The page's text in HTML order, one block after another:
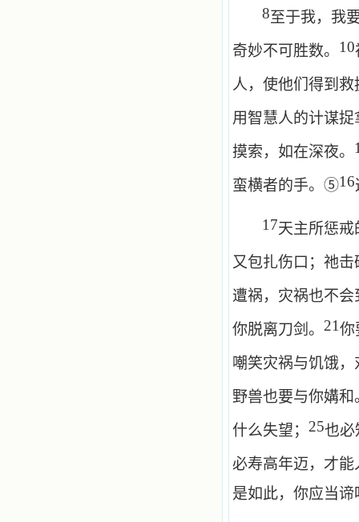
8至于我，我
奇妙不可胜数。 10
人，使他们得到救
用智慧人的计谋
摸索，如在深夜。
蛮横者的手。⑤16
17天主所惩
又包扎伤口；祂
遭祸，灾祸也不
你脱离刀剑。 21你
嘲笑灾祸与饥饿
野兽也要与你媾
什么失望； 25也必
必寿高年迈，才
是如此，你应当